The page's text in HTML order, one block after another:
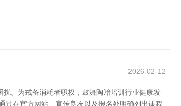
2026-02-12
。为戒备消耗者职权，鼓舞陶冶培训行业健康发
过在官方网站、宣传良友以及报名处明确列出课程